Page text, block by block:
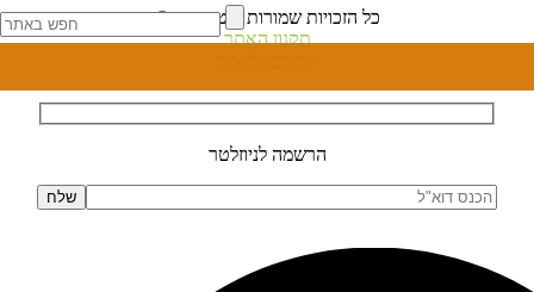
© כל הזכויות שמורות לנטע דגני
תקנון האתר
הרשמה לניוזלטר